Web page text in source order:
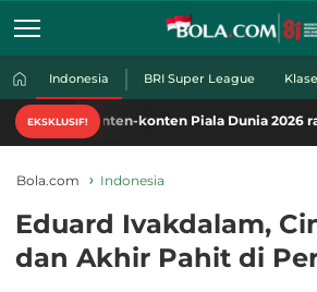
Indonesia BRI Super League
EKSKLUSIF!
konten Piala Dunia 2026 racikan khas
Bola.com Indonesia
Eduard Ivakdalam,
dan Akhir Pahit di